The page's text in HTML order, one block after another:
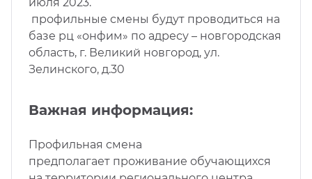
профильные смены будут проводиться на
базе рц «онфим» по адресу – новгородская
область, г. Великий новгород, ул.
Зелинского, д.30
Важная информация:
Профильная смена
предполагает проживание обучающихся